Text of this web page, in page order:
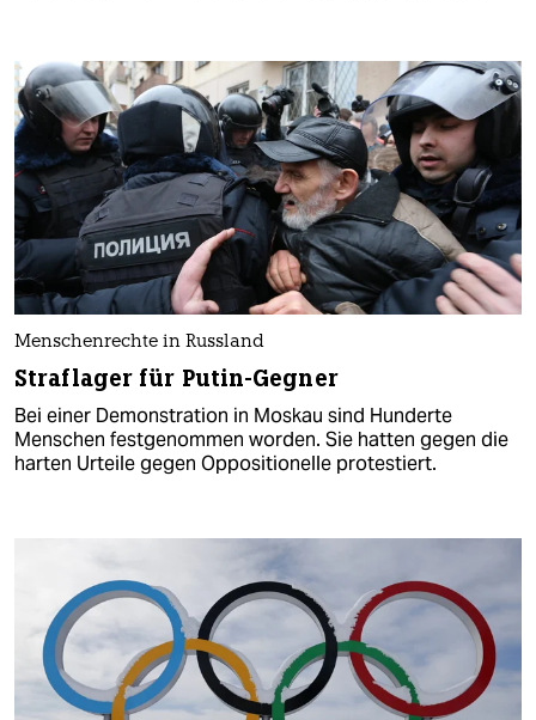
Menschenrechte in Russland
Straflager für Putin-Gegner
Bei einer Demonstration in Moskau sind Hunderte
Menschen festgenommen worden. Sie hatten gegen die
harten Urteile gegen Oppositionelle protestiert.